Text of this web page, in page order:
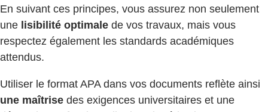
En suivant ces principes, vous assurez non seulement
une lisibilité optimale de vos travaux, mais vous
respectez également les standards académiques
attendus.
Utiliser le format APA dans vos documents reflète ainsi
une maîtrise des exigences universitaires et une